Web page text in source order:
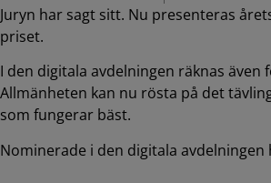
Juryn har sagt sitt. Nu presenteras
priset.
I den digitala avdelningen räknas
Allmänheten kan nu rösta på det
som fungerar bäst.
Nominerade i den digitala